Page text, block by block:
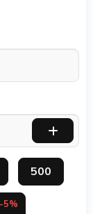
500
-5%